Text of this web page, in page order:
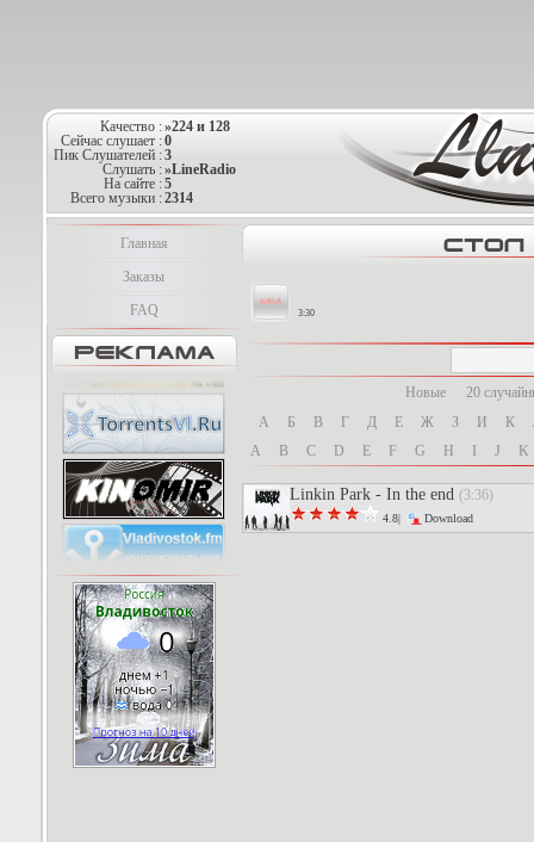
Качество :»224 и 128
Сейчас слушает :0
Пик Слушателей :3
Слушать :»LineRadio
На сайте :5
Всего музыки :2314
Главная
Заказы
FAQ
3:30
Новые
20
А
Б В Г Д Е Ж З И К
A
B C D E F G H J K
Linkin Park - In the end (3:36)
4.8| Download